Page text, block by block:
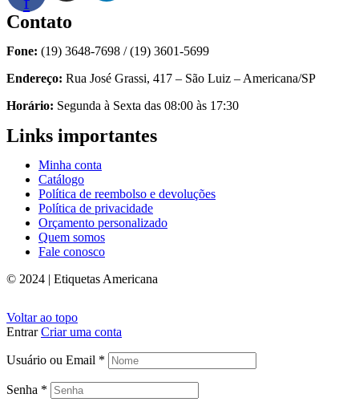
Contato
Fone: (19) 3648-7698 / (19) 3601-5699
Endereço: Rua José Grassi, 417 – São Luiz – Americana/SP
Horário: Segunda à Sexta das 08:00 às 17:30
Links importantes
Minha conta
Catálogo
Política de reembolso e devoluções
Política de privacidade
Orçamento personalizado
Quem somos
Fale conosco
© 2024 | Etiquetas Americana
Voltar ao topo
Entrar Criar uma conta
Usuário ou Email *
Senha *